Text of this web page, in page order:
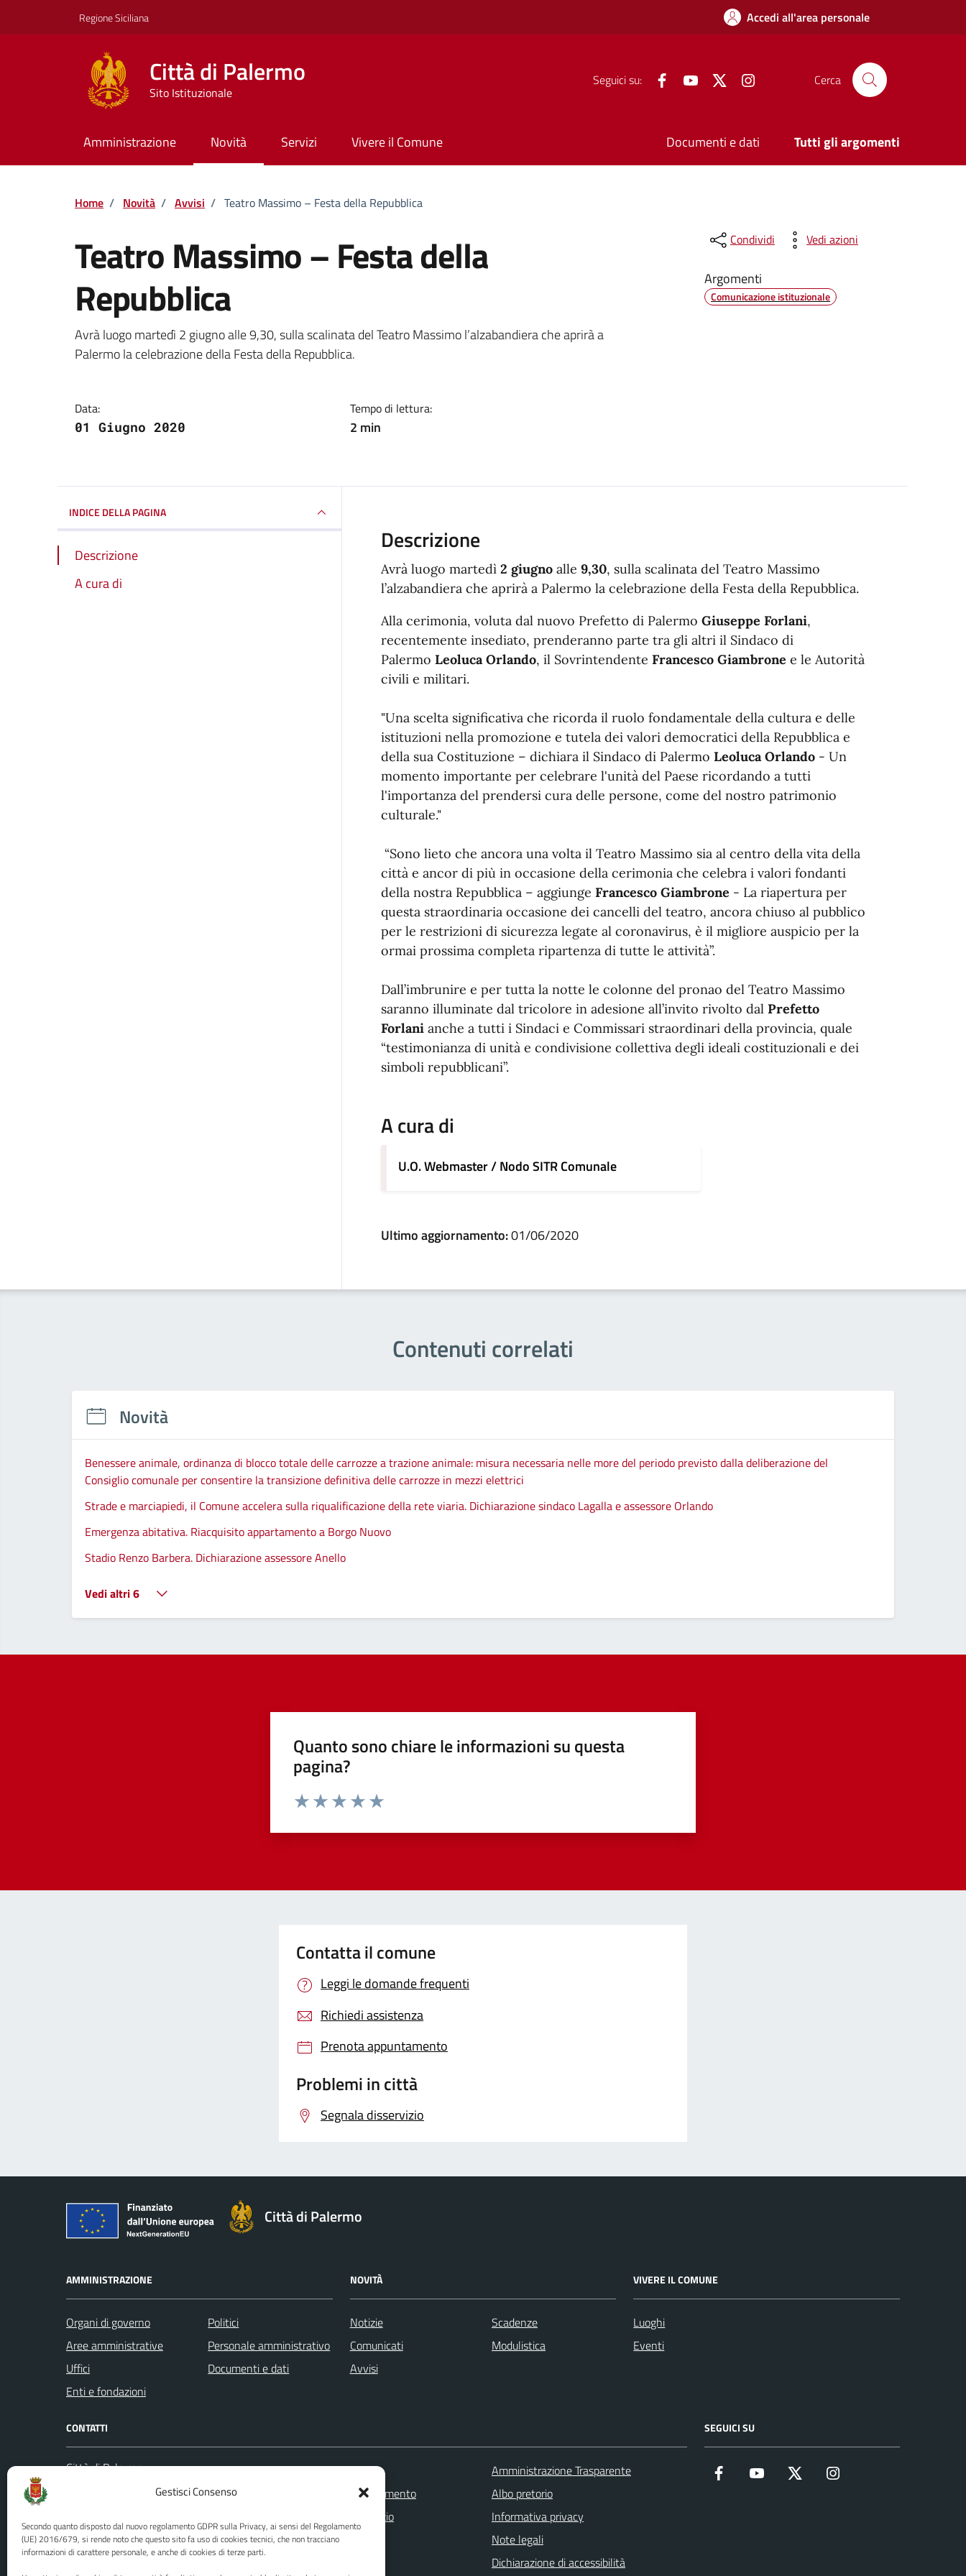
Gestisci Consenso
Secondo quanto disposto dal nuovo regolamento GDPR sulla Privacy, ai sensi del Regolamento
(UE) 2016/679, si rende noto che questo sito fa uso di cookies tecnici, che non tracciano
informazioni di carattere personale, e anche di cookies di terze parti.
Regione Siciliana Accedi all'area personale
Città di Palermo
Sito Istituzionale
Seguici su: FacebookYouTube Twitter Cerca
Amministrazione Novità Servizi Vivere il Comune Documenti e dati Tutti gli argomenti
Home / Novità / Avvisi / Teatro Massimo – Festa della Repubblica
Teatro Massimo – Festa della
Repubblica
Dettagli della notizia
Avrà luogo martedì 2 giugno alle 9,30, sulla scalinata del Teatro Massimo l’alzabandiera che aprirà a
Palermo la celebrazione della Festa della Repubblica.
Data:
01 Giugno 2020
Tempo di lettura:
2 min
Condividi Vedi azioni
Argomenti
Comunicazione istituzionale
INDICE DELLA PAGINA
Descrizione
A cura di
Descrizione
Avrà luogo martedì 2 giugnoalle 9,30, sulla scalinata del Teatro Massimo
l’alzabandiera che aprirà a Palermo la celebrazione della Festa della Repubblica.
Alla cerimonia, voluta dal nuovo Prefetto di Palermo Giuseppe Forlani,
recentemente insediato, prenderanno parte tra gli altri il Sindaco di
Palermo Leoluca Orlando, il Sovrintendente Francesco Giambrone e le Autorità
civili e militari.
"Una scelta significativa che ricorda il ruolo fondamentale della cultura e delle
istituzioni nella promozione e tutela dei valori democratici della Repubblica e
della sua Costituzione – dichiara il Sindaco di Palermo Leoluca Orlando- Un
momento importante per celebrare l'unità del Paese ricordando a tutti
l'importanza del prendersi cura delle persone, come del nostro patrimonio
culturale."
“Sono lieto che ancora una volta il Teatro Massimo sia al centro della vita della
città e ancor di più in occasione della cerimonia che celebra i valori fondanti
della nostra Repubblica – aggiunge Francesco Giambrone - La riapertura per
questa straordinaria occasione dei cancelli del teatro, ancora chiuso al pubblico
per le restrizioni di sicurezza legate al coronavirus, è il migliore auspicio per la
ormai prossima completa ripartenza di tutte le attività”.
Dall’imbrunire e per tutta la notte le colonne del pronao del Teatro Massimo
saranno illuminate dal tricolore in adesione all’invito rivolto dal Prefetto
Forlanianche a tutti i Sindaci e Commissari straordinari della provincia, quale
“testimonianza di unità e condivisione collettiva degli ideali costituzionali e dei
simboli repubblicani”.
A cura di
U.O. Webmaster / Nodo SITR Comunale
Ultimo aggiornamento:01/06/2020
Contenuti correlati
Novità
Benessere animale, ordinanza di blocco totale delle carrozze a trazione animale: misura necessaria nelle more del periodo previsto dalla deliberazione del
Consiglio comunale per consentire la transizione definitiva delle carrozze in mezzi elettrici
Strade e marciapiedi, il Comune accelera sulla riqualificazione della rete viaria. Dichiarazione sindaco Lagalla e assessore Orlando
Emergenza abitativa. Riacquisito appartamento a Borgo Nuovo
Stadio Renzo Barbera. Dichiarazione assessore Anello
Vedi altri 6
Quanto sono chiare le informazioni su questa
pagina?
Contatta il comune
Leggi le domande frequenti
Richiedi assistenza
Prenota appuntamento
Problemi in città
Segnala disservizio
Città di Palermo
AMMINISTRAZIONE
Organi di governo
Aree amministrative
Uffici
Enti e fondazioni
Politici
Personale amministrativo
Documenti e dati
NOVITÀ
Notizie
Comunicati
Avvisi
Scadenze
Modulistica
VIVERE IL COMUNE
Luoghi
Eventi
CONTATTI
Città di Palermo
Codice fiscale / P. IVA:80016350821
U.O. Ufficio Relazioni con il Pubblico
(URP)
Numero verde: 0917401111
Leggi le FAQ
Prenotazione appuntamento
Segnalazione disservizio
Richiesta assistenza
Amministrazione Trasparente
Albo pretorio
Informativa privacy
Note legali
Dichiarazione di accessibilità
SEGUICI SU
Facebook YouTube Twitter